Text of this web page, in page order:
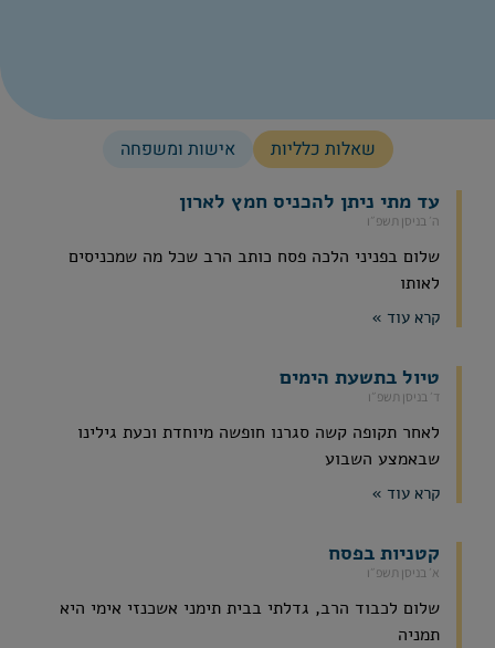
שאלות כלליות
אישות ומשפחה
עד מתי ניתן להכניס חמץ לארון
ה׳ בניסן תשפ״ו
שלום בפניני הלכה פסח כותב הרב שכל מה שמכניסים
לאותו
קרא עוד »
טיול בתשעת הימים
ד׳ בניסן תשפ״ו
לאחר תקופה קשה סגרנו חופשה מיוחדת וכעת גילינו
שבאמצע השבוע
קרא עוד »
קטניות בפסח
א׳ בניסן תשפ״ו
שלום לכבוד הרב, גדלתי בבית תימני אשכנזי אימי היא
תמניה